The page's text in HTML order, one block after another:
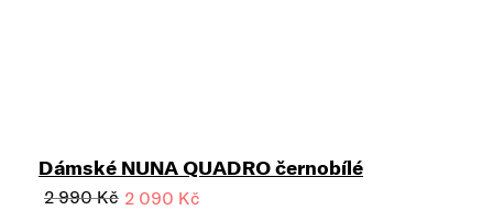
Dámské NUNA QUADRO černobílé
2 990 Kč 2 090 Kč